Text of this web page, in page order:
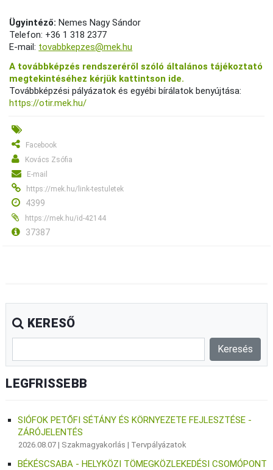
Ügyintéző:Nemes Nagy Sándor
Telefon: +36 1 318 2377
E-mail: tovabbkepzes@mek.hu
A továbbképzés rendszeréről szóló általános tájékoztató
megtekintéséhez kérjük kattintson ide.
Továbbképzési pályázatok és egyébi bírálatok benyújtása:
https://otir.mek.hu/
Facebook
Kovács Zsófia
E-mail
https://mek.hu/link-testuletek
4399
https://mek.hu/id-42144
37387
KERESŐ
LEGFRISSEBB
SIÓFOK PETŐFI SÉTÁNY ÉS KÖRNYEZETE FEJLESZTÉSE -
ZÁRÓJELENTÉS
2026.08.07 | Szakmagyakorlás | Tervpályázatok
BÉKÉSCSABA - HELYKÖZI TÖMEGKÖZLEKEDÉSI CSOMÓPONT